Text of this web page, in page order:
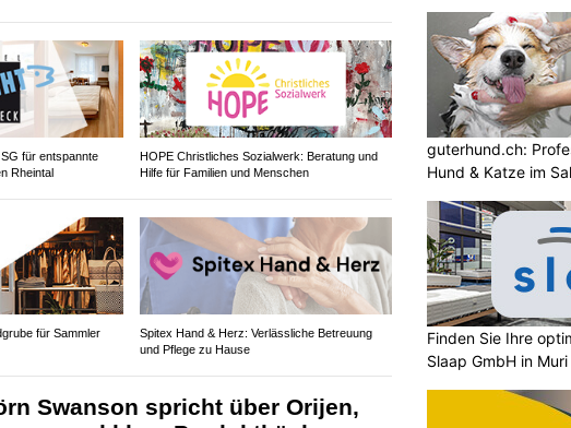
für entspannte
Rheintal
HOPE Christliches Sozialwerk: Beratung und
Hilfe für Familien und Menschen
für Sammler
Spitex Hand & Herz: Verlässliche Betreuung
und Pflege zu Hause
Swanson spricht über Orijen,
guterhund.ch:
Hund & Katze im
Finden Sie Ihre
Slaap GmbH in Muri